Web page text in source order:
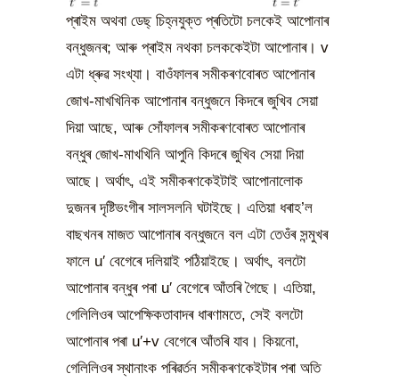
প্ৰাইম অথবা ডেছ্ চিহ্নযুক্ত প্ৰতিটো চলকেই আপোনাৰ
বন্ধুজনৰ; আৰু প্ৰাইম নথকা চলককেইটা আপোনাৰ। v
এটা ধ্ৰুৱ সংখ্যা। বাওঁফালৰ সমীকৰণবোৰত আপোনাৰ
জোখ-মাখখিনিক আপোনাৰ বন্ধুজনে কিদৰে জুখিব সেয়া
দিয়া আছে, আৰু সোঁফালৰ সমীকৰণবোৰত আপোনাৰ
বন্ধুৰ জোখ-মাখখিনি আপুনি কিদৰে জুখিব সেয়া দিয়া
আছে। অৰ্থাৎ, এই সমীকৰণকেইটাই আপোনালোক
দুজনৰ দৃষ্টিভংগীৰ সালসলনি ঘটাইছে। এতিয়া ধৰাহ’ল
বাছখনৰ মাজত আপোনাৰ বন্ধুজনে বল এটা তেওঁৰ সন্মুখৰ
ফালে u′ বেগেৰে দলিয়াই পঠিয়াইছে। অৰ্থাৎ, বলটো
আপোনাৰ বন্ধুৰ পৰা u′ বেগেৰে আঁতৰি গৈছে। এতিয়া,
গেলিলিওৰ আপেক্ষিকতাবাদৰ ধাৰণামতে, সেই বলটো
আপোনাৰ পৰা u′+v বেগেৰে আঁতৰি যাব। কিয়নো,
গেলিলিওৰ স্থানাংক পৰিৱৰ্তন সমীকৰণকেইটাৰ পৰা অতি